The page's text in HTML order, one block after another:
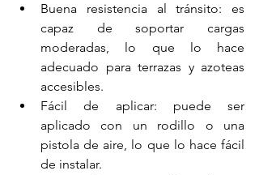
Buena resistencia al tránsito: es
capaz de soportar cargas
moderadas, lo que lo hace
adecuado para terrazas y azoteas
accesibles.
Fácil de aplicar: puede ser
aplicado con un rodillo o una
pistola de aire, lo que lo hace fácil
de instalar.